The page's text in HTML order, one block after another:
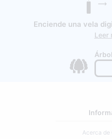
Enciende una vela
Leer
Acerca de